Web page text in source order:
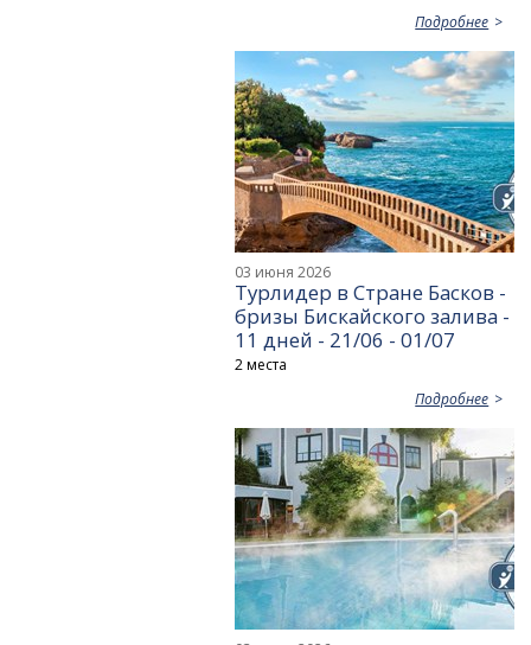
Подробнее
03 июня 2026
Турлидер в Стране Басков -
бризы Бискайского залива -
11 дней - 21/06 - 01/07
2 места
Подробнее